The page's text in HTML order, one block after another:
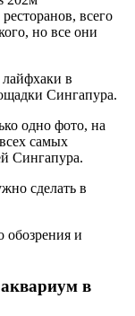
всего
но все они
Сингапура.
одно фото, на
самых
Сингапура.
обозрения и
в